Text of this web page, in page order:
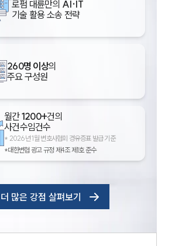
로펌 대륜만의 AI·IT
기술 활용 소송 전략
260명 이상의
주요 구성원
월간1200+건의
사건수임건수
* 2026년 1월 변호사협회 경유증표 발급 기준
*대한변협 광고 규정 제4조 제1호 준수
더 많은 강점 살펴보기